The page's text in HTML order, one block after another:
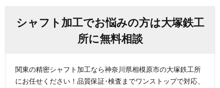
シャフト加工でお悩みの方は大塚鉄工
所に無料相談
関東の精密シャフト加工なら神奈川県相模原市の大塚鉄工所
にお任せください！品質保証･検査までワンストップで対応、